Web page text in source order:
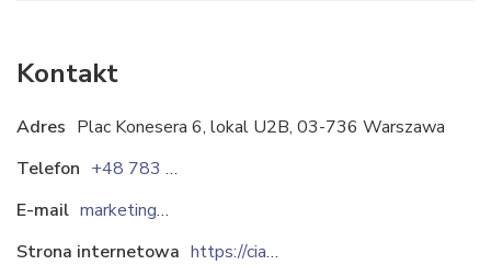
Kontakt
Adres Plac Konesera 6, lokal U2B, 03-736 Warszawa
Telefon
+48 783 000 800
E-mail
marketing@ciarkodesign.com
Strona internetowa
https://ciarkodesign.com